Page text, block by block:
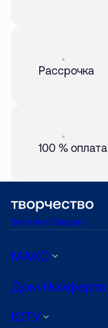
Рассрочка
100 % оплата
ВконтактеTelegram
МАКС
Дом Нойферта
ЮТУ